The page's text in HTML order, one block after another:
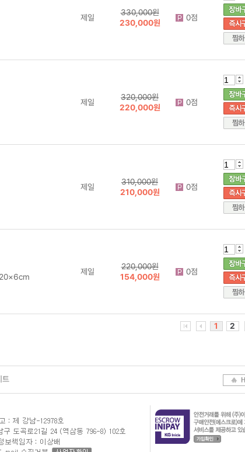
제일
330,000원
230,000원
0점
제일
320,000원
220,000원
0점
제일
310,000원
210,000원
0점
제일
220,000원
154,000원
0점
1 2
트